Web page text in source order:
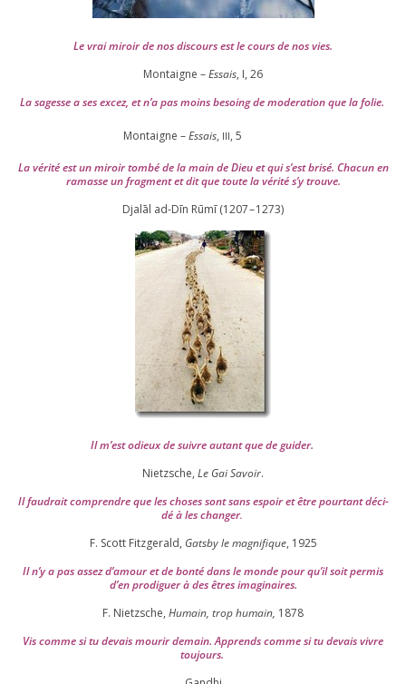
Le vrai miroir de nos dis­cours est le cours de nos vies.
Montaigne –Essais, I, 26
La sagesse a ses excez, et n’a pas moins besoing de mode­ra­tion que la folie.
Montaigne –Essais, III, 5
La véri­té est un miroir tom­bé de la main de Dieu et qui s’est bri­sé. Chacun en
ramasse un frag­ment et dit que toute la véri­té s’y trouve.
Djalāl ad-Dīn Rūmī (1207–1273)
Il m’est odieux de suivre autant que de gui­der.
Nietzsche, Le Gai Savoir.
Il fau­drait com­prendre que les choses sont sans espoir et être pour­tant déci­
dé à les chan­ger.
F. Scott Fitzgerald, Gatsby le magni­fique, 1925
Il n’y a pas assez d’a­mour et de bon­té dans le monde pour qu’il soit per­mis
d’en pro­di­guer à des êtres imaginaires.
F. Nietzsche, Humain, trop humain, 1878
Vis comme si tu devais mou­rir demain. Apprends comme si tu devais vivre
toujours.